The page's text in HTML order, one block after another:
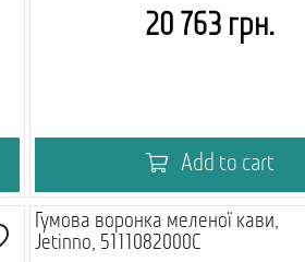
20 763 грн.
Add to cart
Гумова воронка меленої кави,
Jetinno, 5111082000C